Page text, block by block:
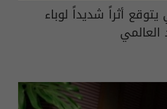
أثراً شديداً لوباء
العالمي